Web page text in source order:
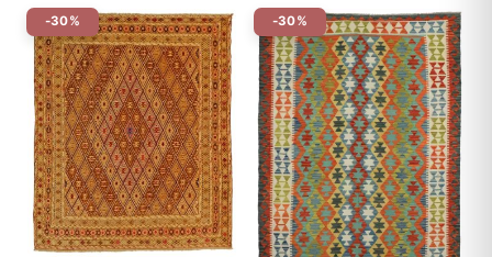
-30% -30%